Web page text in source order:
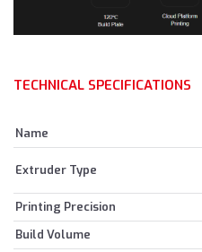
TECHNICAL SPECIFICATIONS
Name
Extruder Type
Printing Precision
Build Volume